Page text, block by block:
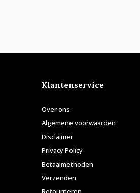
Klantenservice
Over ons
Algemene voorwaarden
Disclaimer
Privacy Policy
Betaalmethoden
Verzenden